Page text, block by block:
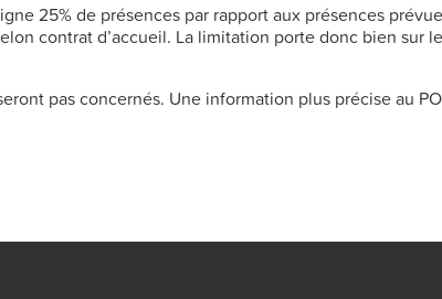
25% de présences par rapport aux présences
contrat d’accueil. La limitation porte donc bien sur
pas concernés. Une information plus précise au